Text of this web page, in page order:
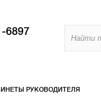
6897
РУКОВОДИТЕЛЯ